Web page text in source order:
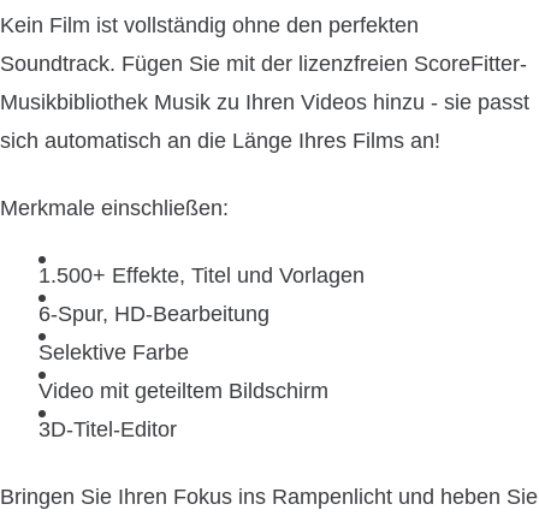
Kein Film ist vollständig ohne den perfekten
Soundtrack. Fügen Sie mit der lizenzfreien ScoreFitter-
Musikbibliothek Musik zu Ihren Videos hinzu - sie passt
sich automatisch an die Länge Ihres Films an!
Merkmale einschließen:
1.500+ Effekte, Titel und Vorlagen
6-Spur, HD-Bearbeitung
Selektive Farbe
Video mit geteiltem Bildschirm
3D-Titel-Editor
Bringen Sie Ihren Fokus ins Rampenlicht und heben Sie